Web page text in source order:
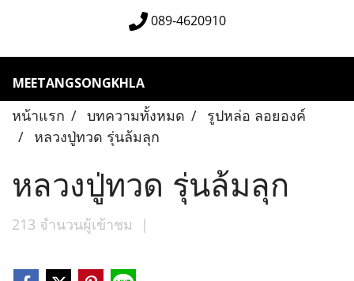
089-4620910
MEETANGSONGKHLA
หน้าแรก บทความทั้งหมด
รูปหล่อ ลอยองค์
หลวงปู่ทวด รุ่นล้มลุก
หลวงปู่ทวด รุ่นล้มลุก
213 จำนวนผู้เข้าชม |